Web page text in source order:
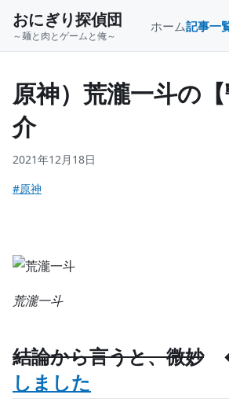
おにぎり探偵団
～麺と肉とゲームと俺～
ホーム記事一
原神）荒瀧一斗の
介
2021年12月18日
#原神
荒瀧一斗
結論から言うと、微妙
しました